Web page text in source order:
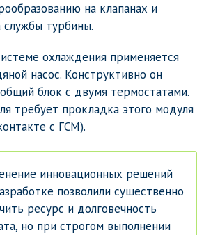
на клапанах и
турбины.
охлаждения применяется
насос. Конструктивно он
блок с двумя термостатами.
требует прокладка этого модуля
с ГСМ).
инновационных решений
позволили существенно
ресурс и долговечность
но при строгом выполнении